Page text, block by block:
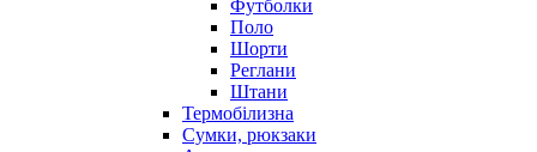
Футболки
Поло
Шорти
Реглани
Штани
Термобілизна
Сумки, рюкзаки